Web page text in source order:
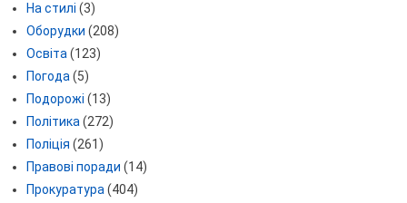
На стилі (3)
Оборудки (208)
Освіта (123)
Погода (5)
Подорожі (13)
Політика (272)
Поліція (261)
Правові поради (14)
Прокуратура (404)